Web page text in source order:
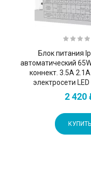
Блок питания
автоматический
коннект. 3.5A
электросети
2 420
КУПИТЬ